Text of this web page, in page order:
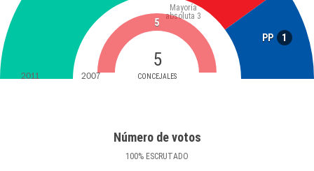
PP 1
5
CONCEJALES
Mayoría
absoluta 3
5
2011 2007
Número de votos
100% ESCRUTADO